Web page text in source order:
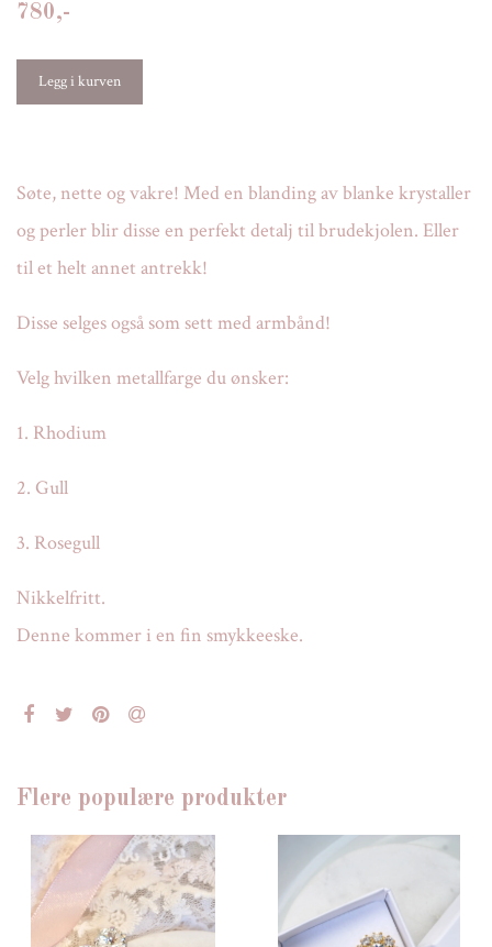
780,-
Søte, nette og vakre! Med en blanding av blanke krystaller
og perler blir disse en perfekt detalj til brudekjolen. Eller
til et helt annet antrekk!
Disse selges også som sett med armbånd!
Velg hvilken metallfarge du ønsker:
1. Rhodium
2. Gull
3. Rosegull
Nikkelfritt.
Denne kommer i en fin smykkeeske.
Flere populære produkter